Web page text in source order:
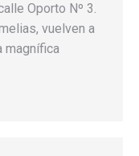
Oporto Nº 3.
vuelven a
magnífica